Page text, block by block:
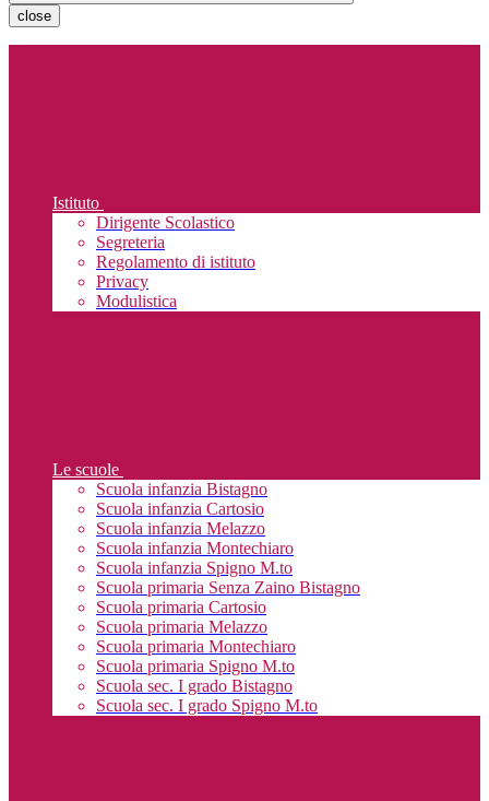
close
Istituto
Dirigente Scolastico
Segreteria
Regolamento di istituto
Privacy
Modulistica
Le scuole
Scuola infanzia Bistagno
Scuola infanzia Cartosio
Scuola infanzia Melazzo
Scuola infanzia Montechiaro
Scuola infanzia Spigno M.to
Scuola primaria Senza Zaino Bistagno
Scuola primaria Cartosio
Scuola primaria Melazzo
Scuola primaria Montechiaro
Scuola primaria Spigno M.to
Scuola sec. I grado Bistagno
Scuola sec. I grado Spigno M.to